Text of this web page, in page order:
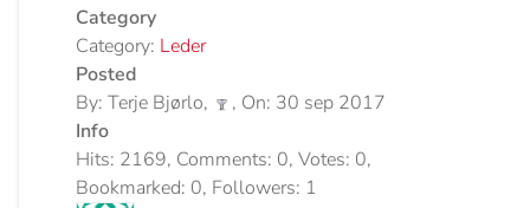
Category
Category: Leder
Posted
By: Terje Bjørlo,
, On: 30 sep 2017
Info
Hits: 2169, Comments: 0, Votes: 0,
Bookmarked: 0, Followers: 1